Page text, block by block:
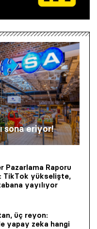
sona eriyor!
Pazarlama Raporu
TikTok yükselişte,
yayılıyor
üç reyon:
yapay zeka hangi